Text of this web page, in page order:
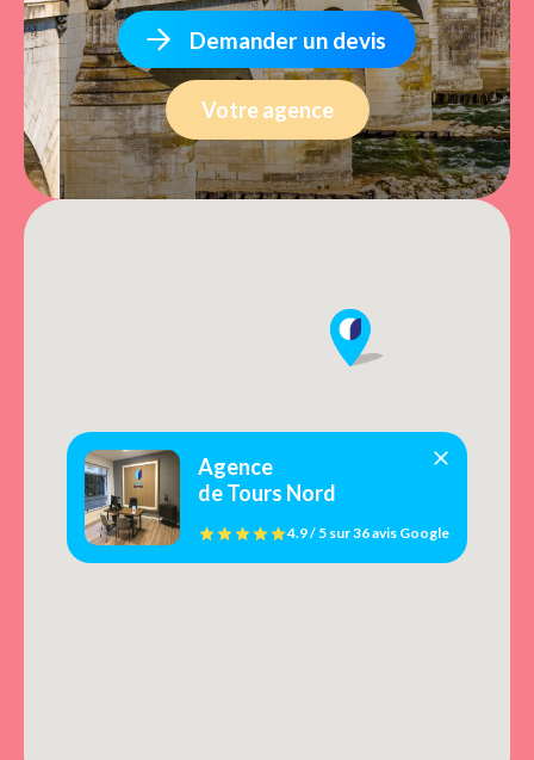
Demander un devis
Votre agence
Agence
de Tours Nord
4.9 / 5 sur36 avis Google